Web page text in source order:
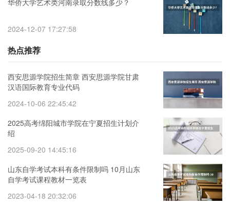
2024-12-07 17:27:58
热点推荐
西安思源学院招生简章 西安思源学院甘肃
汉语国际教育专业代码
2024-10-06 22:45:42
2025高考绵阳城市学院在宁夏招生计划介
绍
2025-09-20 14:45:16
山东自学考试本科有条件限制吗 10月山东
自学考试课程教材一览表
2023-04-18 20:32:06